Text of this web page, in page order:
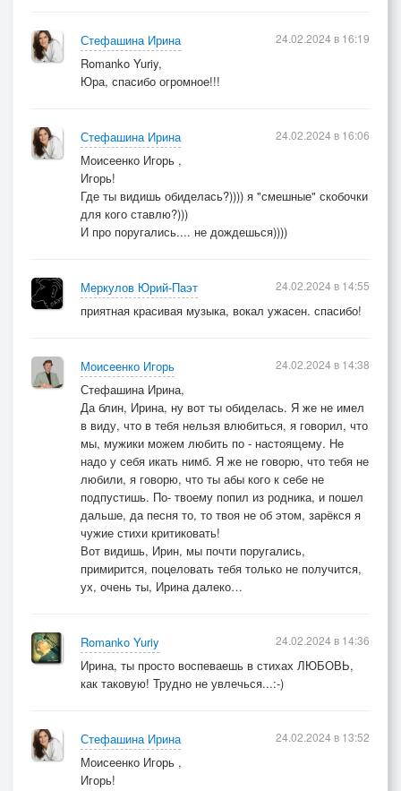
Стефашина Ирина
Romanko Yuriy,
Юра, спасибо огромное!!!
24.02.2024 в 16:19
Стефашина Ирина
Моисеенко Игорь ,
Игорь!
Где ты видишь обиделась?)))) я "смешные" скобочки
для кого ставлю?)))
И про поругались.... не дождешься))))
24.02.2024 в 16:06
Меркулов Юрий-Паэт
приятная красивая музыка, вокал ужасен. спасибо!
24.02.2024 в 14:55
Моисеенко Игорь
Стефашина Ирина,
Да блин, Ирина, ну вот ты обиделась. Я же не имел
в виду, что в тебя нельзя влюбиться, я говорил, что
мы, мужики можем любить по - настоящему. Не
надо у себя икать нимб. Я же не говорю, что тебя не
любили, я говорю, что ты абы кого к себе не
подпустишь. По- твоему попил из родника, и пошел
дальше, да песня то, то твоя не об этом, зарёкся я
чужие стихи критиковать!
Вот видишь, Ирин, мы почти поругались,
примирится, поцеловать тебя только не получится,
ух, очень ты, Ирина далеко…
24.02.2024 в 14:38
Romanko Yuriy
Ирина, ты просто воспеваешь в стихах ЛЮБОВЬ,
как таковую! Трудно не увлечься...:-)
24.02.2024 в 14:36
Стефашина Ирина
Моисеенко Игорь ,
Игорь!
24.02.2024 в 13:52